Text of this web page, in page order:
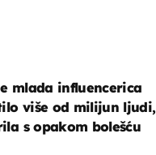
mlada influencerica
više od milijun ljudi,
s opakom bolešću